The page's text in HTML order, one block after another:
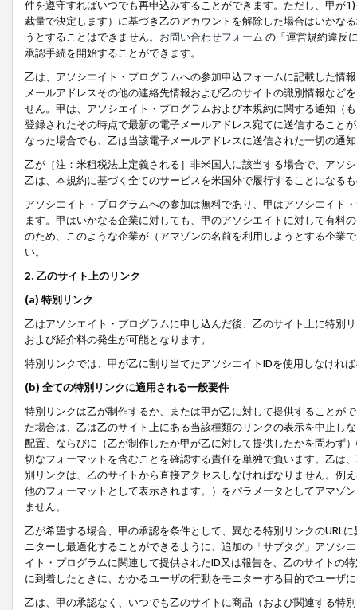
件を遵守すればいつでも再申込みすることができます。ただし、甲が
裁量で決定します）に基づき乙のアカウントを解除した場合はいかな
うとすることはできません。 お問い合わせフォーム の「運営規約違反
承認手続を開始することができます。
乙は、アソシエイト・プログラムへの参加申込フォームに記載した情
メールアドレスその他の連絡先情報および乙のサイトの識別情報など
せん。甲は、アソシエイト・プログラムおよび本規約に関する通知（
登録されたその時点で最新の電子メールアドレス宛てに送信すること
なった場合でも、乙は当該電子メールアドレスに送信された一切の通
乙が［注：米租税法上定義される］非米国人に該当する場合で、アソ
乙は、本規約に基づく全てのサービスを米国外で履行することになる
アソシエイト・プログラムへの参加は無料であり、甲はアソシエイト
ます。甲はいかなる企業に対しても、甲のアソシエイトに対して有料
のため、このような企業が（アマゾンの名前を利用しようとする企業
い。
2. 乙のサイト上のリンク
(a) 特別リンク
乙はアソシエイト・プログラムに申し込んだ後、乙のサイト上に特別
および紹介料の発生が可能となります。
特別リンクでは、甲が乙に割り当てたアソシエイトIDを使用しなけれ
(b) 全ての特別リンクに適用される一般要件
特別リンクは乙が制作するか、または甲が乙に対して提供することが
た場合は、乙は乙のサイト上にある当該種類のリンクの表示を中止し
配置、ならびに（乙が制作したか甲が乙に対して提供したかを問わず
切なフォーマットを含むことを確認する責任を単独で負います。乙は
別リンクは、乙のサイトから直接アクセスしなければなりません。例
他のフォーマットとして表示されます。）をパラメータとしてアマゾ
ません。
乙が希望する場合、甲の承認を条件として、異なる特別リンクのURL
ニターし最適化することができるように、追加の「サブタグ」アソシ
イト・プログラムに関連して提供されたID又は報告を、乙のサイトの
に到着したときに、かかるユーザの行動をモニターする目的でユーザ
乙は、甲の承認なく、いつでも乙のサイトに商品（および関連する特